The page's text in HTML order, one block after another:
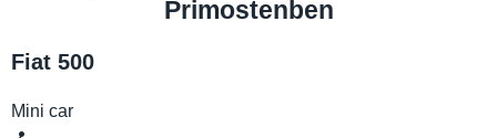
Primostenben
Fiat 500
Mini car